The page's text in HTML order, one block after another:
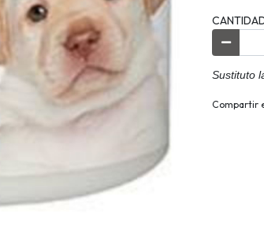
Sustituto
Compartir